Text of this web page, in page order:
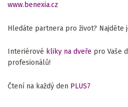
www.benexia.cz
Hledáte partnera pro život? Najděte
Interiérové kliky na dveře pro Vaše
profesionálů!
Čtení na každý den PLUS7